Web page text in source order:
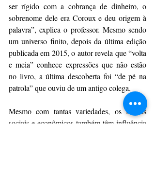
ser rígido com a cobrança de dinheiro, o
sobrenome dele era Coroux e deu origem à
palavra”, explica o professor. Mesmo sendo
um universo finito, depois da última edição
publicada em 2015, o autor revela que “volta
e meia” conhece expressões que não estão
no livro, a última descoberta foi “de pé na
patrola” que ouviu de um antigo colega.
Mesmo com tantas variedades, os fatores
sociais e econômicos também têm influência